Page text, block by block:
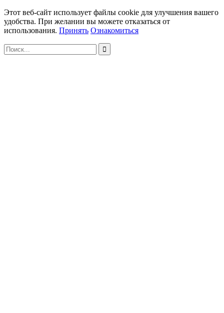
Этот веб-сайт использует файлы cookie для улучшения вашего
удобства. При желании вы можете отказаться от
использования. Принять Ознакомиться